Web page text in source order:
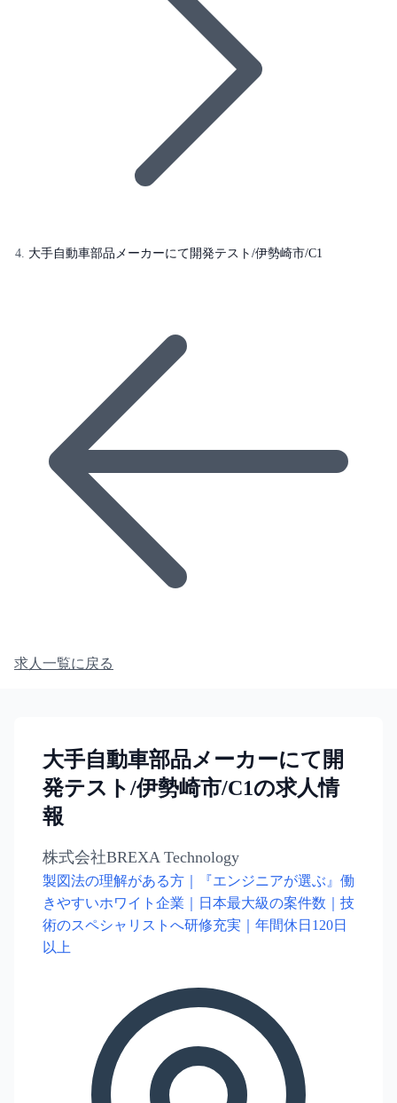
大手自動車部品メーカーにて開発テスト/伊勢崎市/C1
求人一覧に戻る
大手自動車部品メーカーにて開
発テスト/伊勢崎市/C1の求人情
報
株式会社BREXA Technology
製図法の理解がある方｜『エンジニアが選ぶ』働
きやすいホワイト企業｜日本最大級の案件数｜技
術のスペシャリストへ研修充実｜年間休日120日
以上